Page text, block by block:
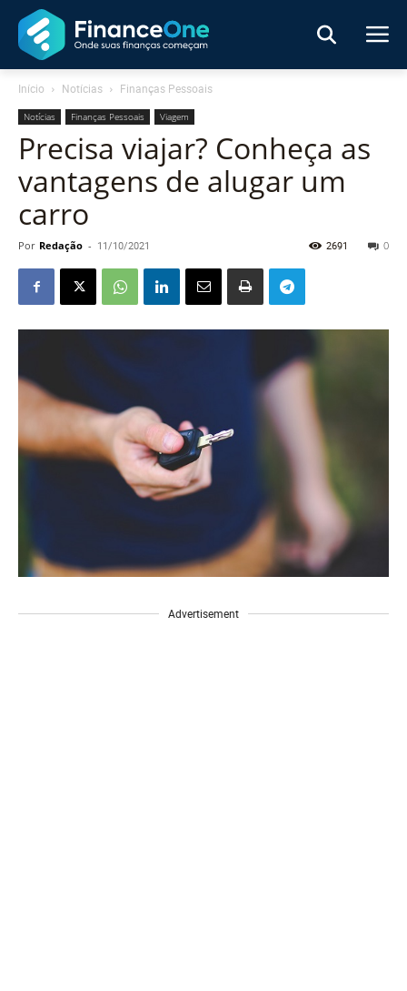
Início Notícias Finanças Pessoais
Notícias Finanças Pessoais Viagem
Precisa viajar? Conheça as
vantagens de alugar um
carro
Por Redação - 11/10/2021 0
2691
Advertisement